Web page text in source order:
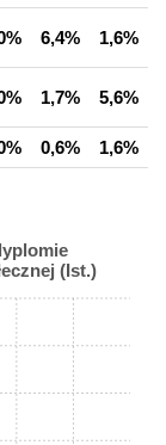
6,4% 1,6%
1,7% 5,6%
0,6% 1,6%
(Ist.)